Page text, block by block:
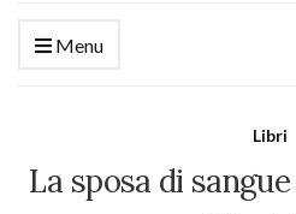
Menu
Libri
La sposa di